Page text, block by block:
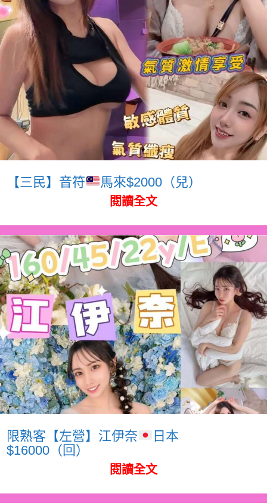
【三民】音符 馬來$2000（兒）
閱讀全文
限熟客【左營】江伊奈
日本
$16000（回）
閱讀全文